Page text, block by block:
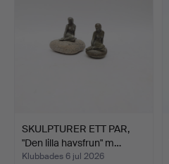
SKULPTURER ETT PAR,
"Den lilla havsfrun" m…
Klubbades 6 jul 2026